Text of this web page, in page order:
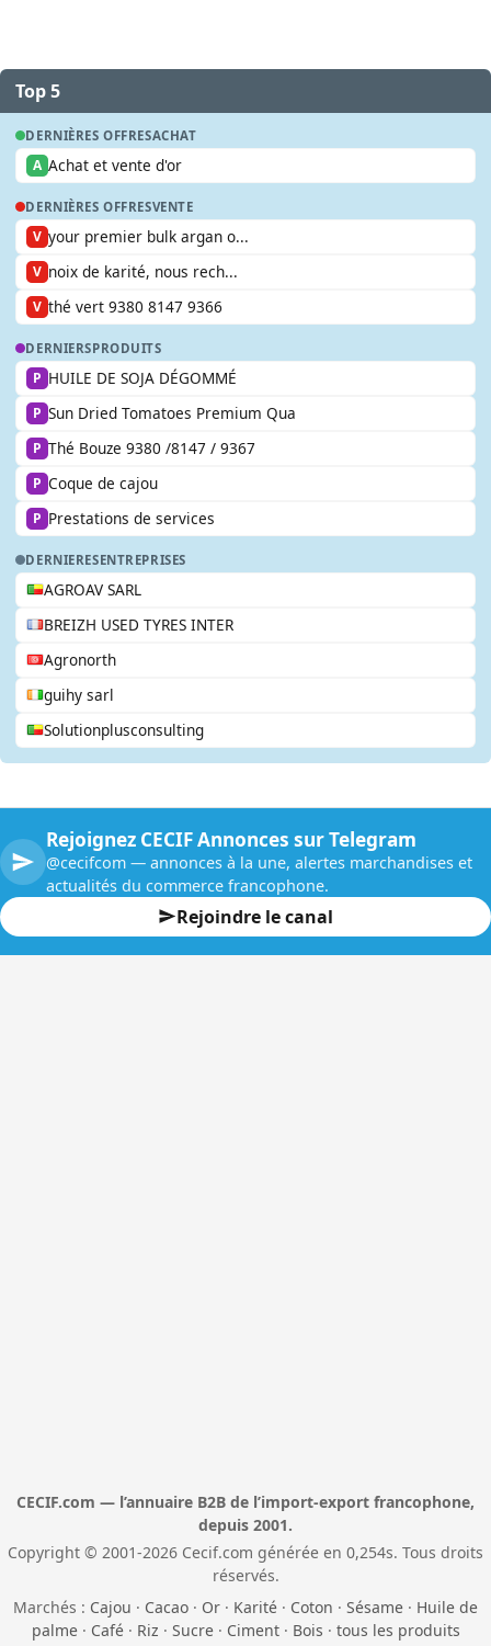
Top 5
DERNIÈRES OFFRESACHAT
A Achat et vente d'or
DERNIÈRES OFFRESVENTE
V your premier bulk argan o...
V noix de karité, nous rech...
V thé vert 9380 8147 9366
DERNIERSPRODUITS
P HUILE DE SOJA DÉGOMMÉ
P Sun Dried Tomatoes Premium Qua
P Thé Bouze 9380 /8147 / 9367
P Coque de cajou
P Prestations de services
DERNIERESENTREPRISES
AGROAV SARL
BREIZH USED TYRES INTER
Agronorth
guihy sarl
Solutionplusconsulting
Rejoignez CECIF Annonces sur Telegram
@cecifcom — annonces à la une, alertes marchandises et
actualités du commerce francophone.
Rejoindre le canal
CECIF.com — l’annuaire B2B de l’import-export francophone,
depuis 2001.
Copyright © 2001-2026 Cecif.com générée en 0,254s. Tous droits
réservés.
Marchés : Cajou · Cacao · Or · Karité · Coton · Sésame · Huile de
palme· Café· Riz · Sucre· Ciment· Bois · tous les produits